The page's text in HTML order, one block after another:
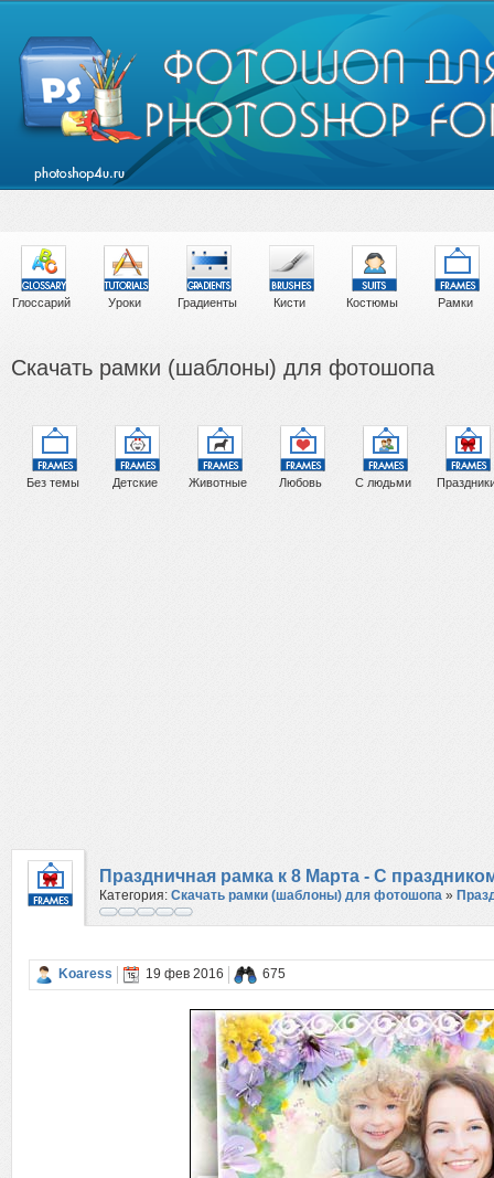
Глоссарий Уроки Градиенты Кисти Костюмы Рамки
Скачать рамки (шаблоны) для фотошопа
Без темы Детские Животные Любовь С людьми
Праздничная рамка к 8 Марта - С
Категория: Скачать рамки (шаблоны) для фотошопа »
Koaress 19 фев 2016 675